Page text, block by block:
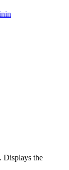
Displays the